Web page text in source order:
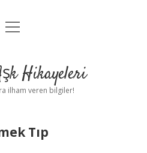
Uyarı
menüyü
Hikayeleri
ilham veren bilgiler!
Tıp